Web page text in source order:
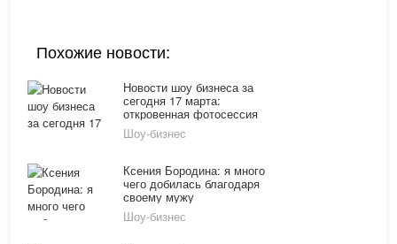
Похожие новости:
Новости шоу бизнеса за
сегодня 17 марта:
откровенная фотосессия
Водонаевой, обнаженная
Равшана Куркова,
Шоу-бизнес
Ксения Бородина: я много
чего добилась благодаря
своему мужу
Шоу-бизнес